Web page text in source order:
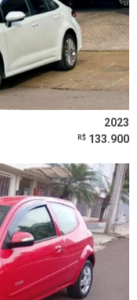
2023
R$ 133.900